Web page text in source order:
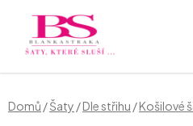
obsah
Domů /Šaty /Dle střihu /Košilové